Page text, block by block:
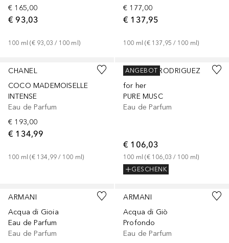
€ 165,00
€ 93,03
100 ml (€ 93,03 / 100 ml)
€ 177,00
€ 137,95
100 ml (€ 137,95 / 100 ml)
CHANEL
COCO MADEMOISELLE
INTENSE
Eau de Parfum
€ 193,00
€ 134,99
100 ml (€ 134,99 / 100 ml)
NARCISO RODRIGUEZ
for her
PURE MUSC
Eau de Parfum
€ 106,03
100 ml (€ 106,03 / 100 ml)
GESCHENK
ANGEBOT
ARMANI
Acqua di Gioia
Eau de Parfum
Eau de Parfum
ARMANI
Acqua di Giò
Profondo
Eau de Parfum